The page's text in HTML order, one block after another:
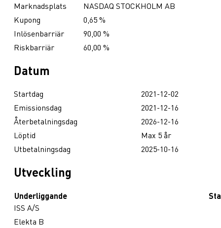
Marknadsplats
NASDAQ STOCKHOLM AB
Kupong
0,65 %
Inlösenbarriär
90,00 %
Riskbarriär
60,00 %
Datum
Startdag
2021-12-02
Emissionsdag
2021-12-16
Återbetalningsdag
2026-12-16
Löptid
Max 5 år
Utbetalningsdag
2025-10-16
Utveckling
Underliggande
ISS A/S
Elekta B